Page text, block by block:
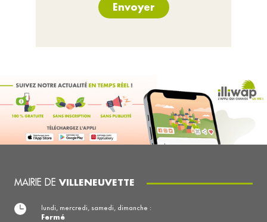
Envoyer
MAIRIE DE VILLENEUVETTE
lundi, mercredi, samedi, dimanche :
Fermé